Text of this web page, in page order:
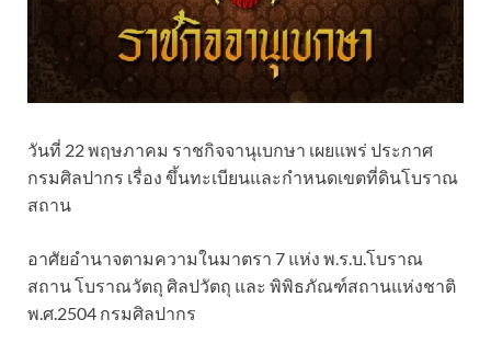
วันที่ 22 พฤษภาคม ราชกิจจานุเบกษา เผยแพร่ ประกาศ
กรมศิลปากร เรื่อง ขึ้นทะเบียนและกำหนดเขตที่ดินโบราณ
สถาน
อาศัยอำนาจตามความในมาตรา 7 แห่ง พ.ร.บ.โบราณ
สถาน โบราณวัตถุ ศิลปวัตถุ และ พิพิธภัณฑ์สถานแห่งชาติ
พ.ศ.2504 กรมศิลปากร